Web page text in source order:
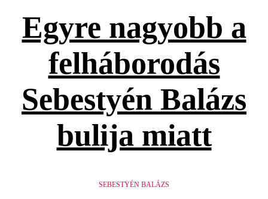
Egyre nagyobb a
felháborodás
Sebestyén Balázs
bulija miatt
SEBESTYÉN BALÁZS